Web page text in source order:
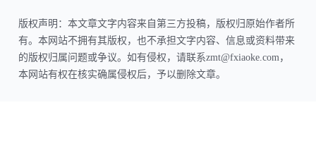
版权声明：本文章文字内容来自第三方投稿，版权归原始作者所
有。本网站不拥有其版权，也不承担文字内容、信息或资料带来
的版权归属问题或争议。如有侵权，请联系zmt@fxiaoke.com，
本网站有权在核实确属侵权后，予以删除文章。